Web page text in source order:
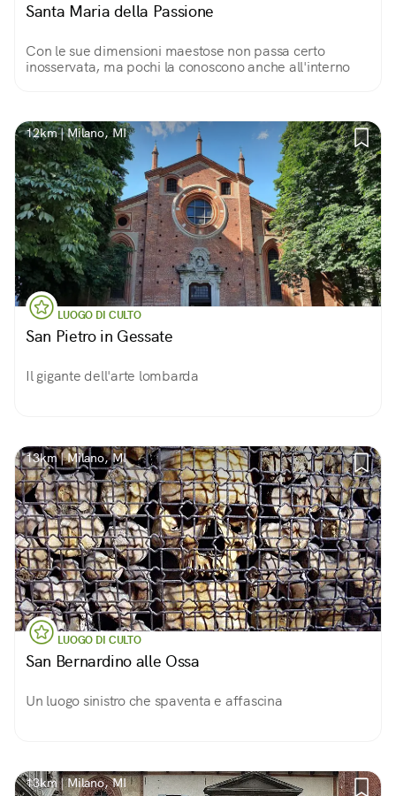
Santa Maria della Passione
Con le sue dimensioni maestose non passa certo
inosservata, ma pochi la conoscono anche all'interno
12km | Milano, MI
LUOGO DI CULTO
San Pietro in Gessate
Il gigante dell'arte lombarda
13km | Milano, MI
LUOGO DI CULTO
San Bernardino alle Ossa
Un luogo sinistro che spaventa e affascina
13km | Milano, MI